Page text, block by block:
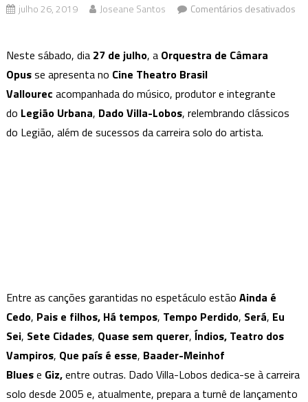
julho 26, 2019 Joseane Santos
Comentários desativados
Villa-
Lobos
é
o
convidado
Neste sábado, dia 27 de julho, a Orquestra de Câmara
Opusse apresenta no Cine Theatro Brasil
Vallourec acompanhada do músico, produtor e integrante
do Legião Urbana, Dado Villa-Lobos, relembrando clássicos
do Legião, além de sucessos da carreira solo do artista.
Entre as canções garantidas no espetáculo estão Ainda é
Cedo, Pais e filhos, Há tempos, Tempo Perdido, Será, Eu
Sei, Sete Cidades, Quase sem querer, Índios, Teatro dos
Vampiros, Que país é esse, Baader-Meinhof
Bluese Giz,entre outras. Dado Villa-Lobos dedica-se à carreira
solo desde 2005 e, atualmente, prepara a turnê de lançamento